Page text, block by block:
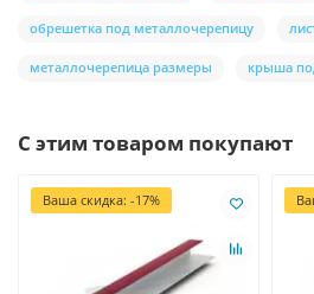
обрешетка под металлочерепицу
металлочерепица размеры крыша
С этим товаром покупают
Ваша скидка: -17%